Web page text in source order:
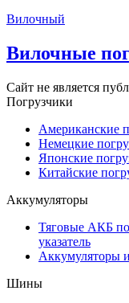
Вилочный
Вилочные
Сайт не является
Погрузчики
Американские
Немецкие
Японские
Китайские
Аккумуляторы
Тяговые АКБ
указатель
Аккумуляторы
Шины